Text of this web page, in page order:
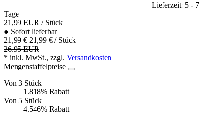
Lieferzeit: 5 - 7
Tage
21,99 EUR / Stück
● Sofort lieferbar
21,99 € 21,99 € / Stück
26,95 EUR
* inkl. MwSt., zzgl. Versandkosten
Mengenstaffelpreise
Von 3 Stück
1.818% Rabatt
Von 5 Stück
4.546% Rabatt